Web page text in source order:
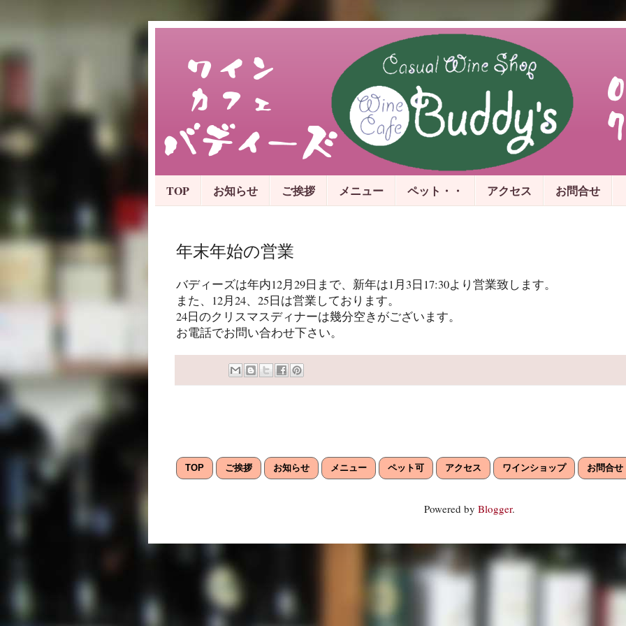
TOP お知らせ ご挨拶 メニュー ペット・・ アクセス お問合せ
年末年始の営業
バディーズは年内12月29日まで、新年は1月3日17:30より営業致します。
また、12月24、25日は営業しております。
24日のクリスマスディナーは幾分空きがございます。
お電話でお問い合わせ下さい。
TOP ご挨拶 お知らせ メニュー ペット可 アクセス ワインショップ お問合せ
Powered by Blogger.